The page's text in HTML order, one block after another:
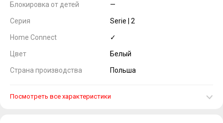
Блокировка от детей —
Серия Serie | 2
Home Connect ✓
Цвет Белый
Страна производства Польша
Посмотреть все характеристики